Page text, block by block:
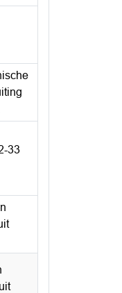
33